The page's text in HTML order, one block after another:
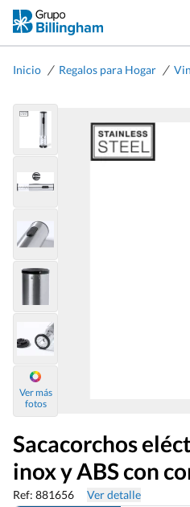
Inicio / Regalos para Hogar /
Ver más
fotos
Sacacorchos
inox y ABS con
Ref: 881656 Ver detalle